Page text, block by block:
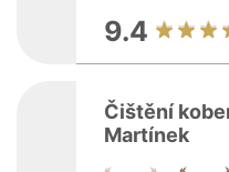
9.4
Čištění
Martínek